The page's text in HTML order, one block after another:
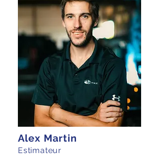
Alex Martin
Estimateur